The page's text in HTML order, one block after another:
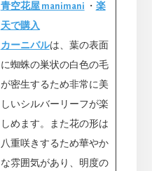
青空花屋 manimani ・ 楽
天で購入
カーニバルは、葉の表面
に蜘蛛の巣状の白色の毛
が密生するため非常に美
しいシルバーリーフが楽
しめます。また花の形は
八重咲きするため華やか
な雰囲気があり、明度の